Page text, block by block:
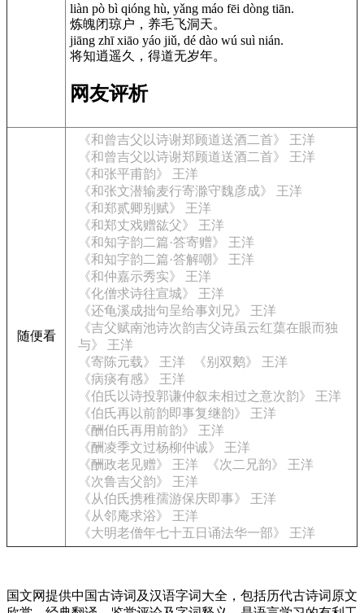
liàn pò bì qióng hù, yǎng máo fēi dòng tiān.
炼魄闭琼户，养毛飞洞天。
jiāng zhī xiāo yáo jiǔ, dé dào wú suì nián.
将知逍遥久，得道无岁年。
网友评析
随便看
《和曾吉父以诗谢郑顾道送酒二首》 王洋
《和曾吉父以诗谢郑顾道送酒二首》 王洋
《和张平甫韵》 王洋
《和张文潜输麦行寄滁守魏彦成》 王洋
《和郑贰卿别赋》 王洋
《和郑丈戏赠谹父》 王洋
《和知字韵二篇·答寄赠》 王洋
《和知字韵二篇·答解嘲》 王洋
《和仲嘉示秀实》 王洋
《化僧求诗往宣城》 王洋
《还龟溪成拙句呈给事刘兄》 王洋
《吉父赋南池诗次韵吉父诗虽云红蕖在眼而独
与》 王洋
《寄陈元载》 王洋
《别双鹅》 王洋
《病痰有感》 王洋
《伯氏以诗投郭谦仲叙未相过之意次韵》 王洋
《伯氏再以前韵即事复继韵》 王洋
《酬伯氏再用前韵》 王洋
《酬凌季文过杨柳仲诚》 王洋
《酬政老见赠》 王洋
《次二兄韵》 王洋
《次鲁吉父韵》 王洋
《从伯氏携稚孺游保庆即事》 王洋
《从邻庵求浴》 王洋
《大明老僧年七十五日诵法华一部》 王洋
国文网提供中国古诗词及汉语字词大全，包括历代古诗词原文